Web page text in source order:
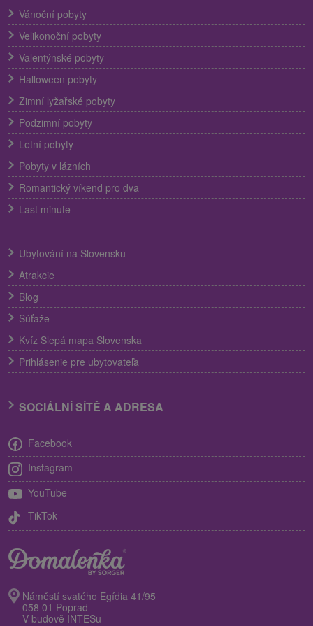
Vánoční pobyty
Velikonoční pobyty
Valentýnské pobyty
Halloween pobyty
Zimní lyžařské pobyty
Podzimní pobyty
Letní pobyty
Pobyty v lázních
Romantický víkend pro dva
Last minute
Ubytování na Slovensku
Atrakcie
Blog
Súťaže
Kvíz Slepá mapa Slovenska
Prihlásenie pre ubytovateľa
SOCIÁLNÍ SÍTĚ A ADRESA
Facebook
Instagram
YouTube
TikTok
Náměstí svatého Egídia 41/95
058 01 Poprad
V budově INTESu